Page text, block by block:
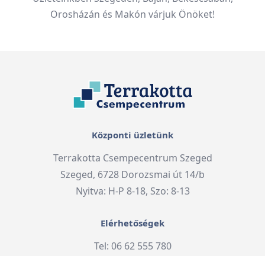
Orosházán és Makón várjuk Önöket!
Központi üzletünk
Terrakotta Csempecentrum Szeged
Szeged, 6728 Dorozsmai út 14/b
Nyitva: H-P 8-18, Szo: 8-13
Elérhetőségek
Tel: 06 62 555 780